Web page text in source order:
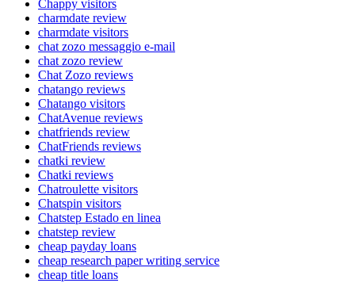
Chappy visitors
charmdate review
charmdate visitors
chat zozo messaggio e-mail
chat zozo review
Chat Zozo reviews
chatango reviews
Chatango visitors
ChatAvenue reviews
chatfriends review
ChatFriends reviews
chatki review
Chatki reviews
Chatroulette visitors
Chatspin visitors
Chatstep Estado en linea
chatstep review
cheap payday loans
cheap research paper writing service
cheap title loans